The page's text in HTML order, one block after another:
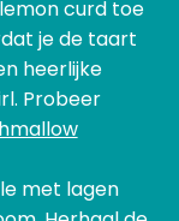
curd toe
je de taart
heerlijke
Probeer
met lagen